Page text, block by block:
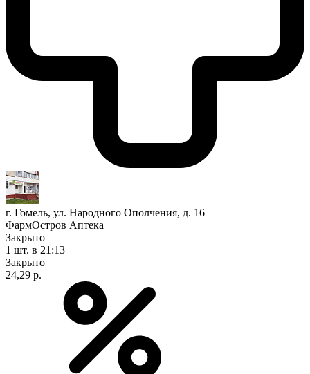
г. Гомель, ул. Народного Ополчения, д. 16
ФармОстров Аптека
Закрыто
1 шт. в 21:13
Закрыто
24,29 р.